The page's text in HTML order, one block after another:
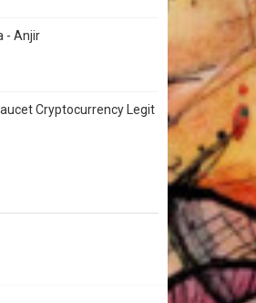
- Anjir
Cryptocurrency Legit